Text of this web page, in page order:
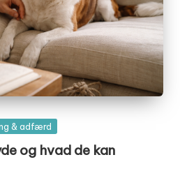
& adfærd
og hvad de kan